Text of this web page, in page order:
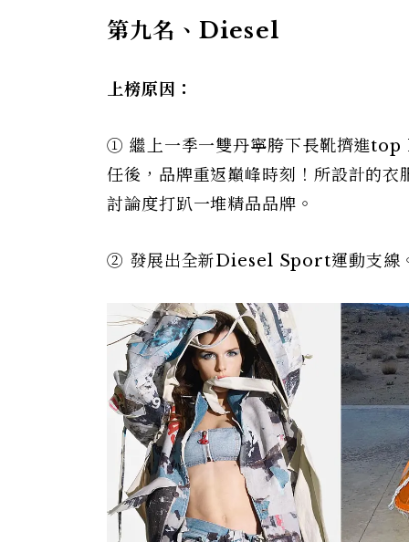
第九名、Diesel
上榜原因：
① 繼上一季一雙丹寧胯下長靴擠進
任後，品牌重返巔峰時刻！所設計
討論度打趴一堆精品品牌。
② 發展出全新Diesel Sport運動支線